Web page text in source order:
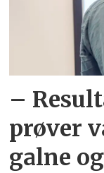
–
prøver
galne